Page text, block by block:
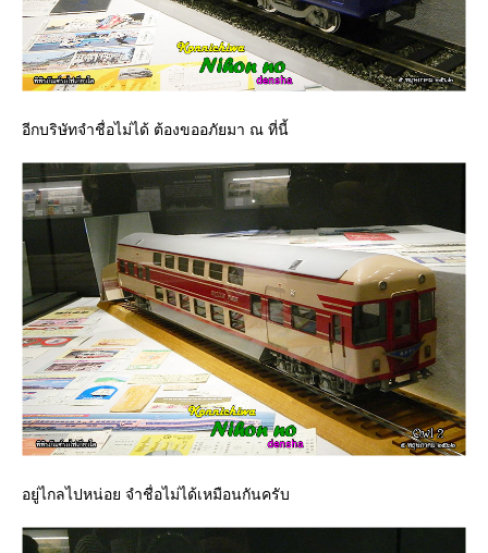
อีกบริษัทจำชื่อไม่ได้ ต้องขออภัยมา ณ ที่นี้
อยู่ไกลไปหน่อย จำชื่อไม่ได้เหมือนกันครับ